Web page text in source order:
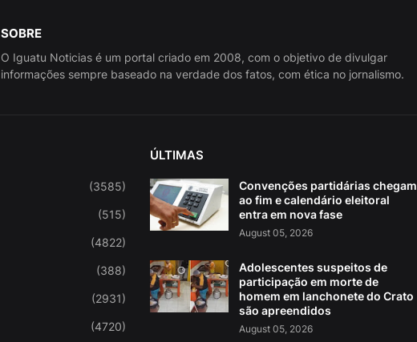
SOBRE
O Iguatu Noticias é um portal criado em 2008, com o objetivo de divulgar
informações sempre baseado na verdade dos fatos, com ética no jornalismo.
(3585)
(515)
(4822)
(388)
(2931)
(4720)
ÚLTIMAS
Convenções partidárias chegam
ao fim e calendário eleitoral
entra em nova fase
August 05, 2026
Adolescentes suspeitos de
participação em morte de
homem em lanchonete do Crato
são apreendidos
August 05, 2026